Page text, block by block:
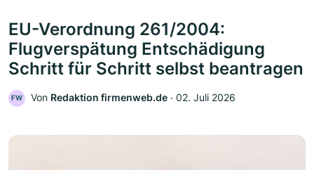
EU-Verordnung 261/2004:
Flugverspätung Entschädigung
Schritt für Schritt selbst beantragen
FW Von Redaktion firmenweb.de ‧ 02. Juli 2026